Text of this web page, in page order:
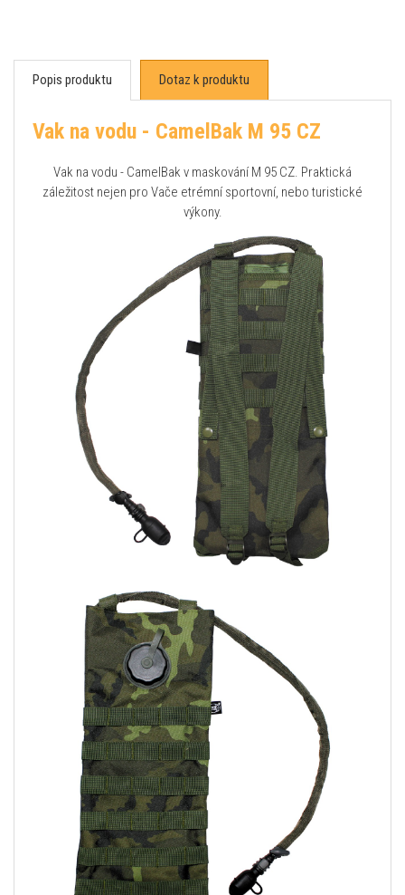
Popis produktu Dotaz k produktu
Vak na vodu - CamelBak M 95 CZ
Vak na vodu - CamelBak v maskování M 95 CZ. Praktická
záležitost nejen pro Vače etrémní sportovní, nebo turistické
výkony.